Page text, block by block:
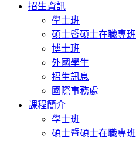
招生資訊
學士班
碩士暨碩士在職專班
博士班
外國學生
招生訊息
國際事務處
課程簡介
學士班
碩士暨碩士在職專班